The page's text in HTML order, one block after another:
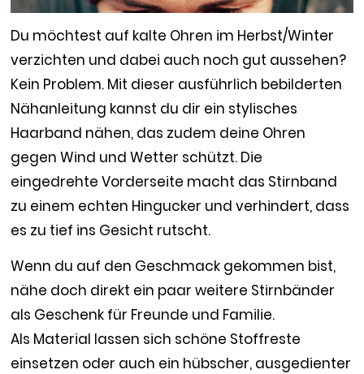
Du möchtest auf kalte Ohren im Herbst/Winter
verzichten und dabei auch noch gut aussehen?
Kein Problem. Mit dieser ausführlich bebilderten
Nähanleitung kannst du dir ein stylisches
Haarband nähen, das zudem deine Ohren
gegen Wind und Wetter schützt. Die
eingedrehte Vorderseite macht das Stirnband
zu einem echten Hingucker und verhindert, dass
es zu tief ins Gesicht rutscht.
Wenn du auf den Geschmack gekommen bist,
nähe doch direkt ein paar weitere Stirnbänder
als Geschenk für Freunde und Familie.
Als Material lassen sich schöne Stoffreste
einsetzen oder auch ein hübscher, ausgedienter